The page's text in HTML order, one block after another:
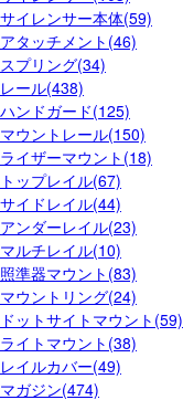
サイレンサー本体(59)
アタッチメント(46)
スプリング(34)
レール(438)
ハンドガード(125)
マウントレール(150)
ライザーマウント(18)
トップレイル(67)
サイドレイル(44)
アンダーレイル(23)
マルチレイル(10)
照準器マウント(83)
マウントリング(24)
ドットサイトマウント(59)
ライトマウント(38)
レイルカバー(49)
マガジン(474)